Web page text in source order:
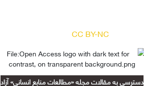
CC BY-NC
دسترسی به مقالات مجله «مطالعات منابع انسانی» آزاد